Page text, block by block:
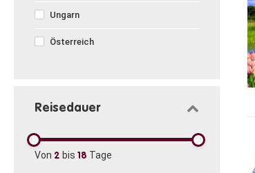
Ungarn
Österreich
Reisedauer
Von 2 bis 18 Tage